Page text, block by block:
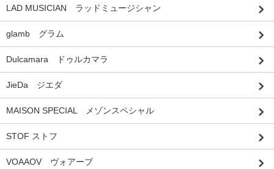
LAD MUSICIAN ラッドミュージシャン
glamb グラム
Dulcamara ドゥルカマラ
JieDa ジエダ
MAISON SPECIAL メゾンスペシャル
STOF ストフ
VOAAOV ヴォアーブ